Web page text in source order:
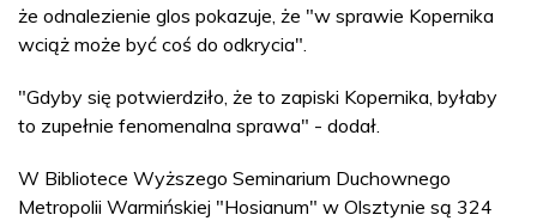
że odnalezienie glos pokazuje, że "w sprawie Kopernika
wciąż może być coś do odkrycia".
"Gdyby się potwierdziło, że to zapiski Kopernika, byłaby
to zupełnie fenomenalna sprawa" - dodał.
W Bibliotece Wyższego Seminarium Duchownego
Metropolii Warmińskiej "Hosianum" w Olsztynie są 324